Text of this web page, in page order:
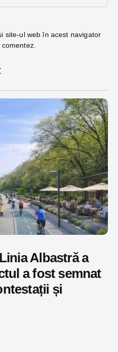
site-ul web în acest navigator
Albastră a
a fost semnat
și